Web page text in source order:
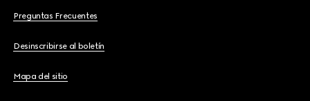
Preguntas Frecuentes
Desinscribirse al boletín
Mapa del sitio